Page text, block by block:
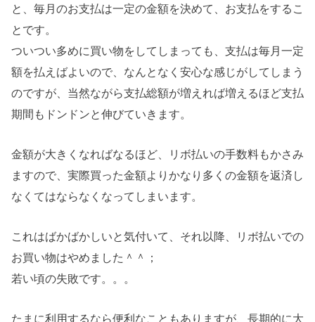
と、毎月のお支払は一定の金額を決めて、お支払をするこ
とです。
ついつい多めに買い物をしてしまっても、支払は毎月一定
額を払えばよいので、なんとなく安心な感じがしてしまう
のですが、当然ながら支払総額が増えれば増えるほど支払
期間もドンドンと伸びていきます。
金額が大きくなればなるほど、リボ払いの手数料もかさみ
ますので、実際買った金額よりかなり多くの金額を返済し
なくてはならなくなってしまいます。
これはばかばかしいと気付いて、それ以降、リボ払いでの
お買い物はやめました＾＾；
若い頃の失敗です。。。
たまに利用するなら便利なこともありますが、長期的に大